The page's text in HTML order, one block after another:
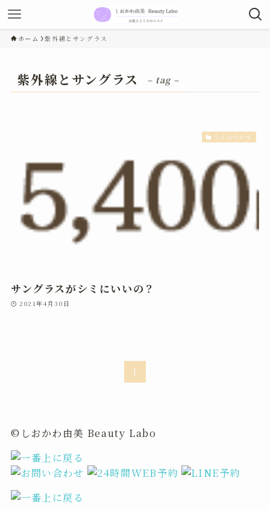
ホーム 紫外線とサングラス
紫外線とサングラス – tag –
シミについて
サングラスがシミにいいの？
2021年4月30日
1
©しおかわ由美 Beauty Labo